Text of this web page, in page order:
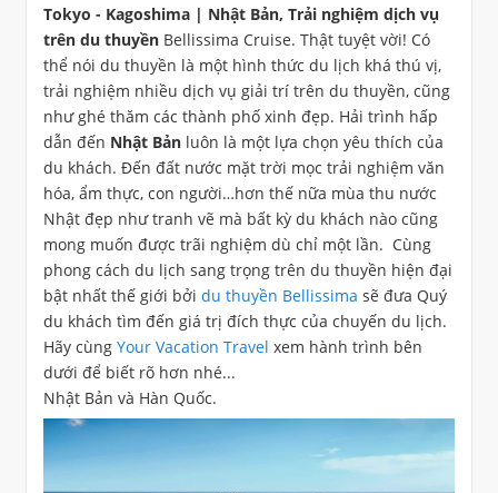
Tokyo - Kagoshima | Nhật Bản, Trải nghiệm dịch vụ
trên du thuyền Bellissima Cruise. Thật tuyệt vời! Có
thể nói du thuyền là một hình thức du lịch khá thú vị,
trải nghiệm nhiều dịch vụ giải trí trên du thuyền, cũng
như ghé thăm các thành phố xinh đẹp. Hải trình hấp
dẫn đến Nhật Bản luôn là một lựa chọn yêu thích của
du khách. Đến đất nước mặt trời mọc trải nghiệm văn
hóa, ẩm thực, con người…hơn thế nữa mùa thu nước
Nhật đẹp như tranh vẽ mà bất kỳ du khách nào cũng
mong muốn được trãi nghiệm dù chỉ một lần. Cùng
phong cách du lịch sang trọng trên du thuyền hiện đại
bật nhất thế giới bởi du thuyền Bellissima sẽ đưa Quý
du khách tìm đến giá trị đích thực của chuyến du lịch.
Hãy cùng Your Vacation Travel xem hành trình bên
dưới để biết rõ hơn nhé...
Nhật Bản và Hàn Quốc.